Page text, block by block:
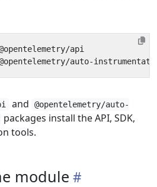
and
@opentelemetry/auto-
packages install the API, SDK,
tools.
module